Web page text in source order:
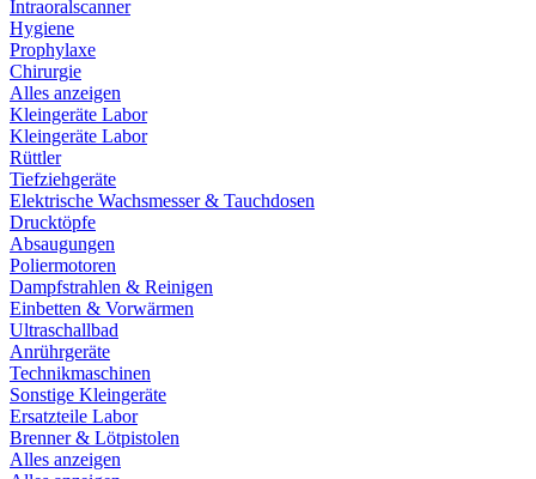
Intraoralscanner
Hygiene
Prophylaxe
Chirurgie
Alles anzeigen
Kleingeräte Labor
Kleingeräte Labor
Rüttler
Tiefziehgeräte
Elektrische Wachsmesser & Tauchdosen
Drucktöpfe
Absaugungen
Poliermotoren
Dampfstrahlen & Reinigen
Einbetten & Vorwärmen
Ultraschallbad
Anrührgeräte
Technikmaschinen
Sonstige Kleingeräte
Ersatzteile Labor
Brenner & Lötpistolen
Alles anzeigen